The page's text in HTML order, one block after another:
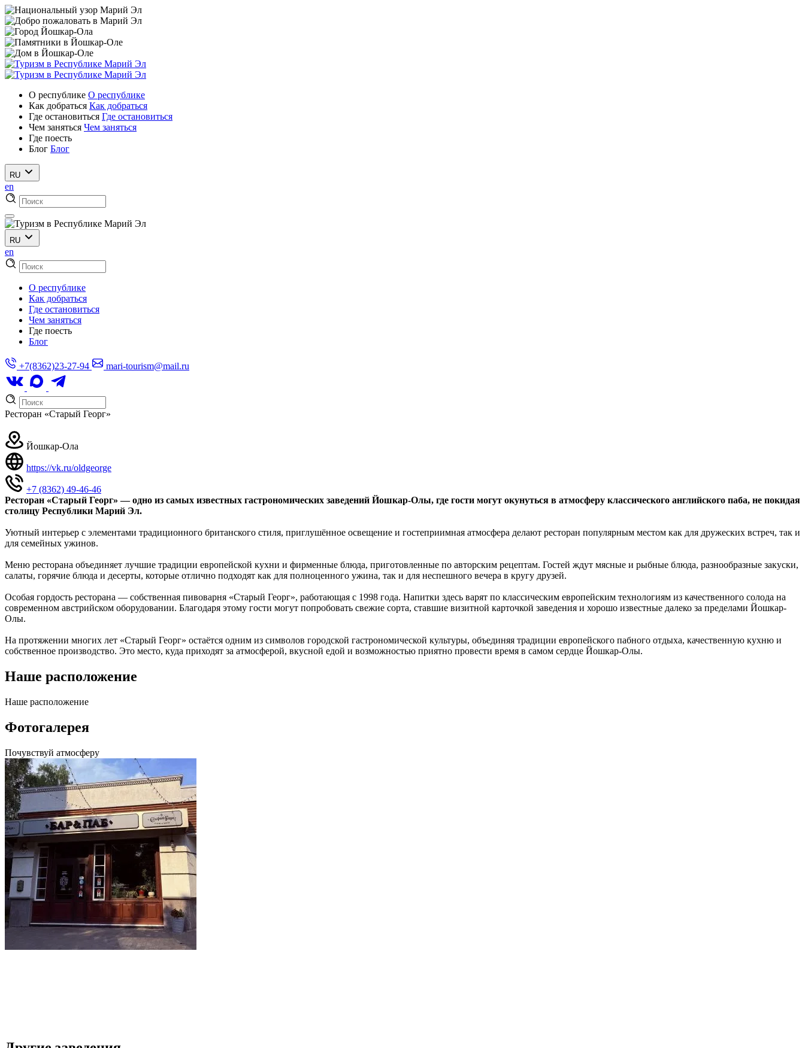
О республике О республике
Как добраться Как добраться
Где остановиться Где остановиться
Чем заняться Чем заняться
Где поесть
Блог Блог
RU
en
RU
en
О республике
Как добраться
Где остановиться
Чем заняться
Где поесть
Блог
+7(8362)23-27-94 mari-tourism@mail.ru
Ресторан «Старый Георг»
Йошкар-Ола
https://vk.ru/oldgeorge
+7 (8362) 49-46-46
Ресторан «Старый Георг» — одно из самых известных гастрономических заведений Йошкар-Олы, где гости могут окунуться в атмосферу классического английского паба, не покидая
столицу Республики Марий Эл.
Уютный интерьер с элементами традиционного британского стиля, приглушённое освещение и гостеприимная атмосфера делают ресторан популярным местом как для дружеских встреч, так и
для семейных ужинов.
Меню ресторана объединяет лучшие традиции европейской кухни и фирменные блюда, приготовленные по авторским рецептам. Гостей ждут мясные и рыбные блюда, разнообразные закуски,
салаты, горячие блюда и десерты, которые отлично подходят как для полноценного ужина, так и для неспешного вечера в кругу друзей.
Особая гордость ресторана — собственная пивоварня «Старый Георг», работающая с 1998 года. Напитки здесь варят по классическим европейским технологиям из качественного солода на
современном австрийском оборудовании. Благодаря этому гости могут попробовать свежие сорта, ставшие визитной карточкой заведения и хорошо известные далеко за пределами Йошкар-
Олы.
На протяжении многих лет «Старый Георг» остаётся одним из символов городской гастрономической культуры, объединяя традиции европейского пабного отдыха, качественную кухню и
собственное производство. Это место, куда приходят за атмосферой, вкусной едой и возможностью приятно провести время в самом сердце Йошкар-Олы.
Наше расположение
Наше расположение
Фотогалерея
Почувствуй атмосферу